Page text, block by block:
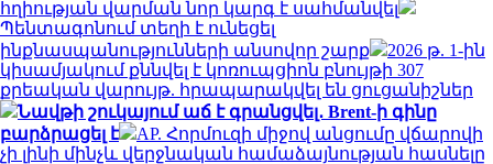
հղիության վարման նոր կարգ է սահմանվել
Պենտագոնում տեղի է ունեցել
ինքնասպանությունների անսովոր շարք
2026 թ. 1-ին
կիսամյակում քննվել է կոռուպցիոն բնույթի 307
քրեական վարույթ. հրապարակվել են ցուցանիշներ
Նավթի շուկայում աճ է գրանցվել․ Brent-ի գինը
բարձրացել է
AP. Հորմուզի միջով անցումը վճարովի
չի լինի մինչև վերջնական համաձայնության հասնելը